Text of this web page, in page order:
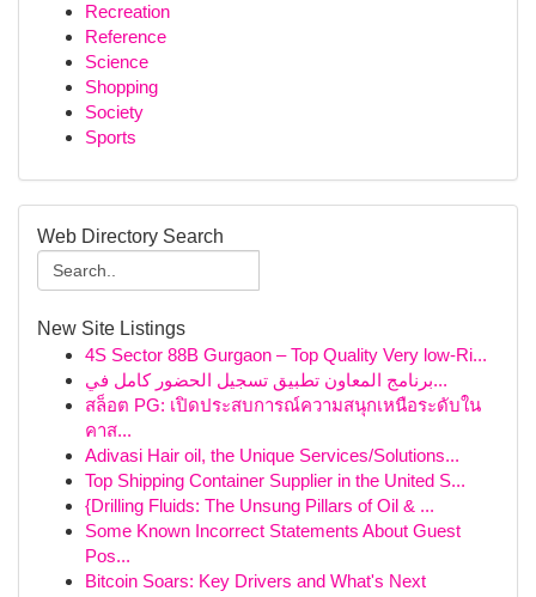
Recreation
Reference
Science
Shopping
Society
Sports
Web Directory Search
New Site Listings
4S Sector 88B Gurgaon – Top Quality Very low-Ri...
برنامج المعاون تطبيق تسجيل الحضور كامل في...
สล็อต PG: เปิดประสบการณ์ความสนุกเหนือระดับใน
คาส...
Adivasi Hair oil, the Unique Services/Solutions...
Top Shipping Container Supplier in the United S...
{Drilling Fluids: The Unsung Pillars of Oil & ...
Some Known Incorrect Statements About Guest
Pos...
Bitcoin Soars: Key Drivers and What's Next